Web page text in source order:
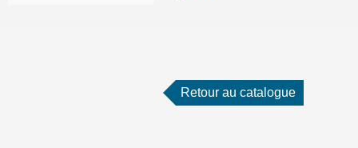
Retour au catalogue